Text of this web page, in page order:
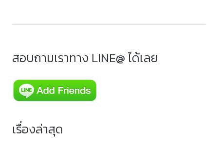
สอบถามเราทาง LINE@ ได้เลย
เรื่องล่าสุด